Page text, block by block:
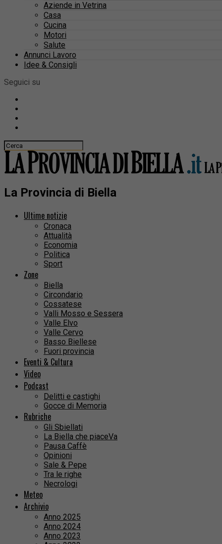
Aziende in Vetrina
Casa
Cucina
Motori
Salute
Annunci Lavoro
Idee & Consigli
Seguici su
La Provincia di Biella
Ultime notizie
Cronaca
Attualità
Economia
Politica
Sport
Zone
Biella
Circondario
Cossatese
Valli Mosso e Sessera
Valle Elvo
Valle Cervo
Basso Biellese
Fuori provincia
Eventi & Cultura
Video
Podcast
Delitti e castighi
Gocce di Memoria
Rubriche
Gli Sbiellati
La Biella che piaceVa
Pausa Caffè
Opinioni
Sale & Pepe
Tra le righe
Necrologi
Meteo
Archivio
Anno 2025
Anno 2024
Anno 2023